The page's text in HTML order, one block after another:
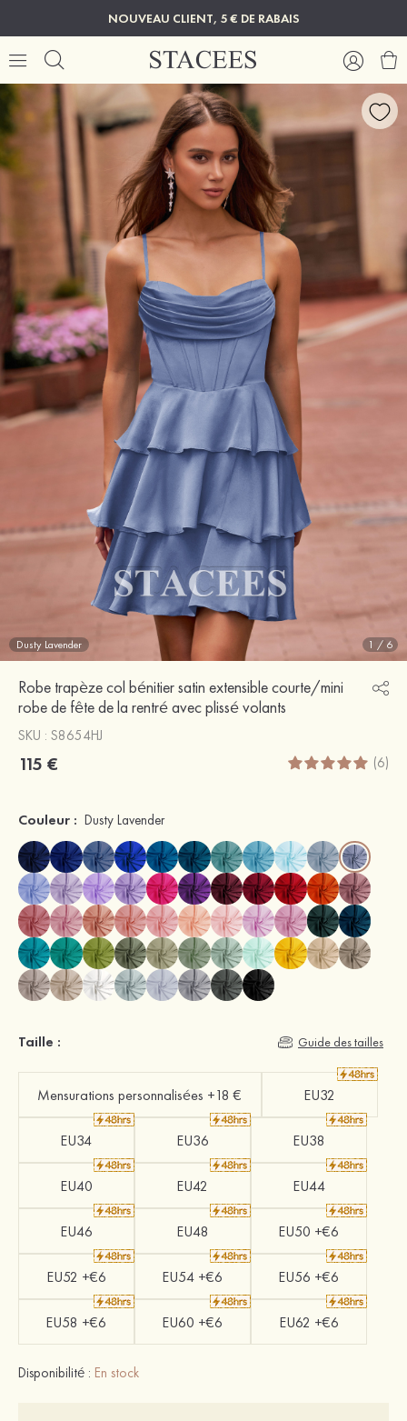
NOUVEAU CLIENT, 5 € DE RABAIS
Dusty Lavender 1 / 6
Robe trapèze col bénitier satin extensible courte/mini
robe de fête de la rentré avec plissé volants
SKU : S8654HJ
115 € (6)
Couleur : Dusty Lavender
Taille : Guide des tailles
Mensurations personnalisées +18 € EU32
EU34 EU36 EU38
EU40 EU42 EU44
EU46 EU48 EU50 +€6
EU52 +€6 EU54 +€6 EU56 +€6
EU58 +€6 EU60 +€6 EU62 +€6
Disponibilité : En stock